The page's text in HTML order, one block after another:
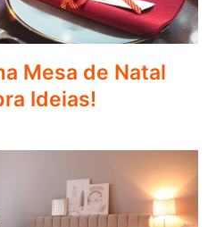
Mesa de Natal
Ideias!